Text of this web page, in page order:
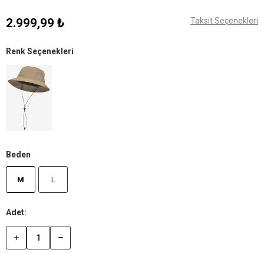
2.999,99 ₺ Taksit Seçenekleri
Renk Seçenekleri
Beden
M L